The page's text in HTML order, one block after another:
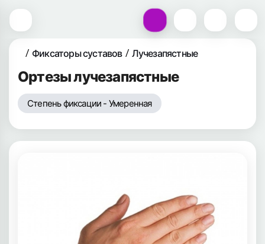
Фиксаторы суставов Лучезапястные
Ортезы лучезапястные
Степень фиксации - Умеренная